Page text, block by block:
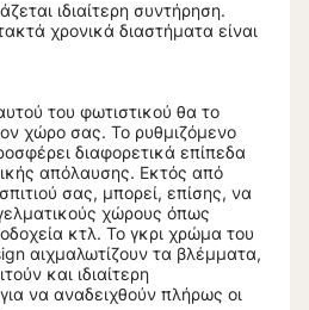
ιδιαίτερη συντήρηση.
χρονικά διαστήματα είναι
του φωτιστικού θα το
χώρο σας. Το ρυθμιζόμενο
διαφορετικά επίπεδα
απόλαυσης. Εκτός από
σας, μπορεί, επίσης, να
χώρους όπως
κτλ. Το γκρι χρώμα του
αιχμαλωτίζουν τα βλέμματα,
και ιδιαίτερη
να αναδειχθούν πλήρως οι